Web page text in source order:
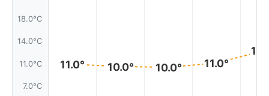
18.0°C
14.0°C
11.0°C
7.0°C
11.0° 10.0° 10.0° 11.0°